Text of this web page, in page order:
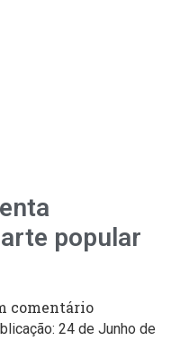
popular
comentário
24 de Junho de